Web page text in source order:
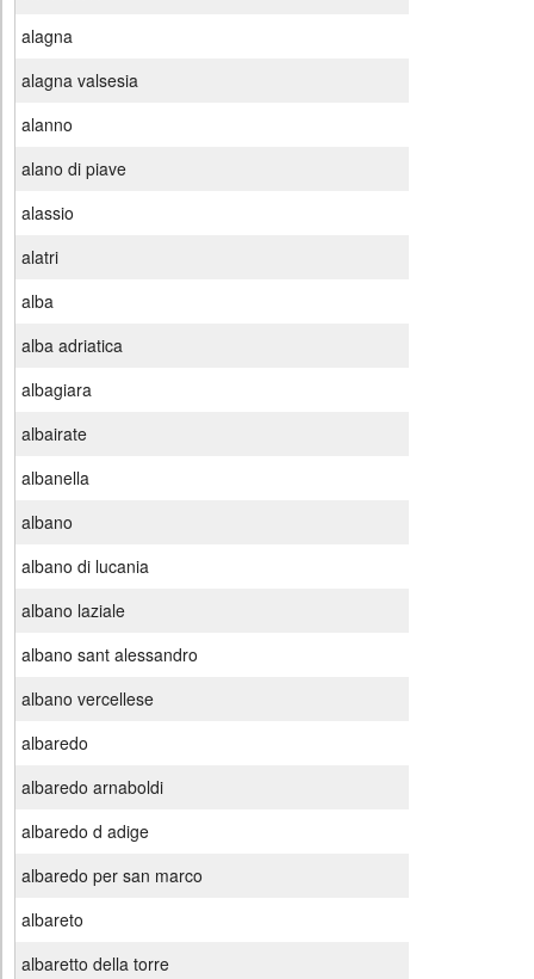
alagna
alagna valsesia
alanno
alano di piave
alassio
alatri
alba
alba adriatica
albagiara
albairate
albanella
albano
albano di lucania
albano laziale
albano sant alessandro
albano vercellese
albaredo
albaredo arnaboldi
albaredo d adige
albaredo per san marco
albareto
albaretto della torre